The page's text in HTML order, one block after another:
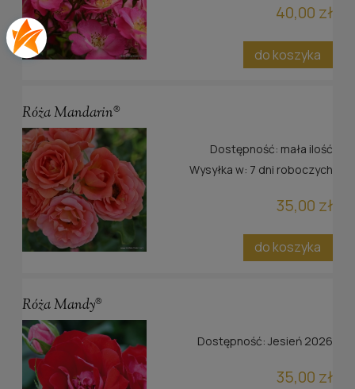
40,00 zł
do koszyka
Róża Mandarin®
Dostępność: mała ilość
Wysyłka w: 7 dni roboczych
35,00 zł
do koszyka
Róża Mandy®
Dostępność: Jesień 2026
35,00 zł